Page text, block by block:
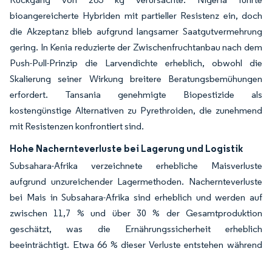
bioangereicherte Hybriden mit partieller Resistenz ein, doch
die Akzeptanz blieb aufgrund langsamer Saatgutvermehrung
gering. In Kenia reduzierte der Zwischenfruchtanbau nach dem
Push-Pull-Prinzip die Larvendichte erheblich, obwohl die
Skalierung seiner Wirkung breitere Beratungsbemühungen
erfordert. Tansania genehmigte Biopestizide als
kostengünstige Alternativen zu Pyrethroiden, die zunehmend
mit Resistenzen konfrontiert sind.
Hohe Nachernteverluste bei Lagerung und Logistik
Subsahara-Afrika verzeichnete erhebliche Maisverluste
aufgrund unzureichender Lagermethoden. Nachernteverluste
bei Mais in Subsahara-Afrika sind erheblich und werden auf
zwischen 11,7 % und über 30 % der Gesamtproduktion
geschätzt, was die Ernährungssicherheit erheblich
beeinträchtigt. Etwa 66 % dieser Verluste entstehen während